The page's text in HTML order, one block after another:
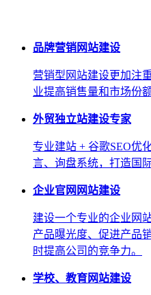
品牌营销网站建设
营销型网站建设更加注
业提高销售量和市场份
外贸独立站建设专家
专业建站 + 谷歌SEO优
言、询盘系统，打造国际
企业官网网站建设
建设一个专业的企业网
产品曝光度、促进产品
时提高公司的竞争力。
学校、教育网站建设